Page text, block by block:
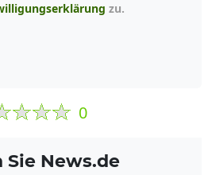
zu.
0
Sie News.de